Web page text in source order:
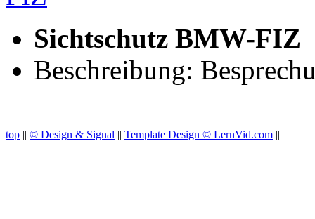
Sichtschutz BMW-FIZ
Beschreibung:
top || © Design & Signal || Template Design © LernVid.com ||